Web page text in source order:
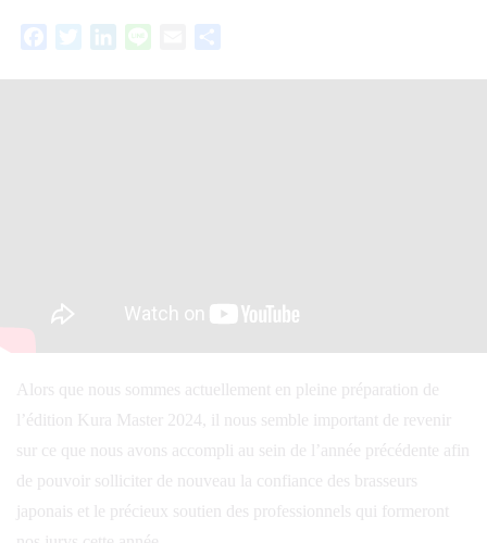
FacebookTwitterLinkedIn Email
Alors que nous sommes actuellement en pleine préparation de
l’édition Kura Master 2024, il nous semble important de revenir
sur ce que nous avons accompli au sein de l’année précédente afin
de pouvoir solliciter de nouveau la confiance des brasseurs
japonais et le précieux soutien des professionnels qui formeront